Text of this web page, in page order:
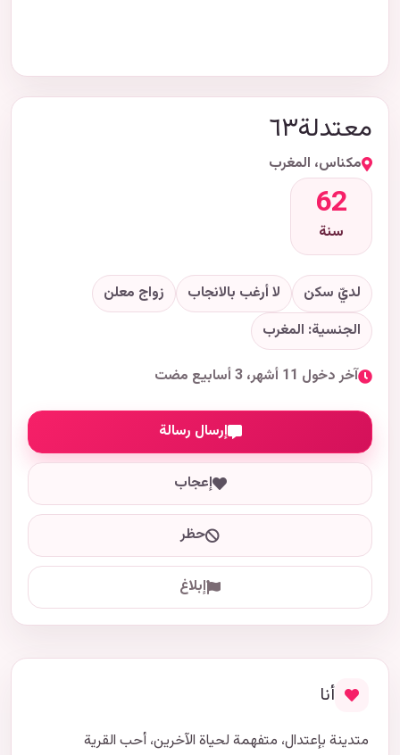
معتدلة٦٣
مكناس، المغرب
62
سنة
لديّ سكن لا أرغب بالانجاب
زواج معلن
الجنسية: المغرب
آخر دخول 11 أشهر، 3 أسابيع مضت
إرسال رسالة
إعجاب
حظر
إبلاغ
أنا
متدينة بإعتدال، متفهمة لحياة الآخرين، أحب القرية